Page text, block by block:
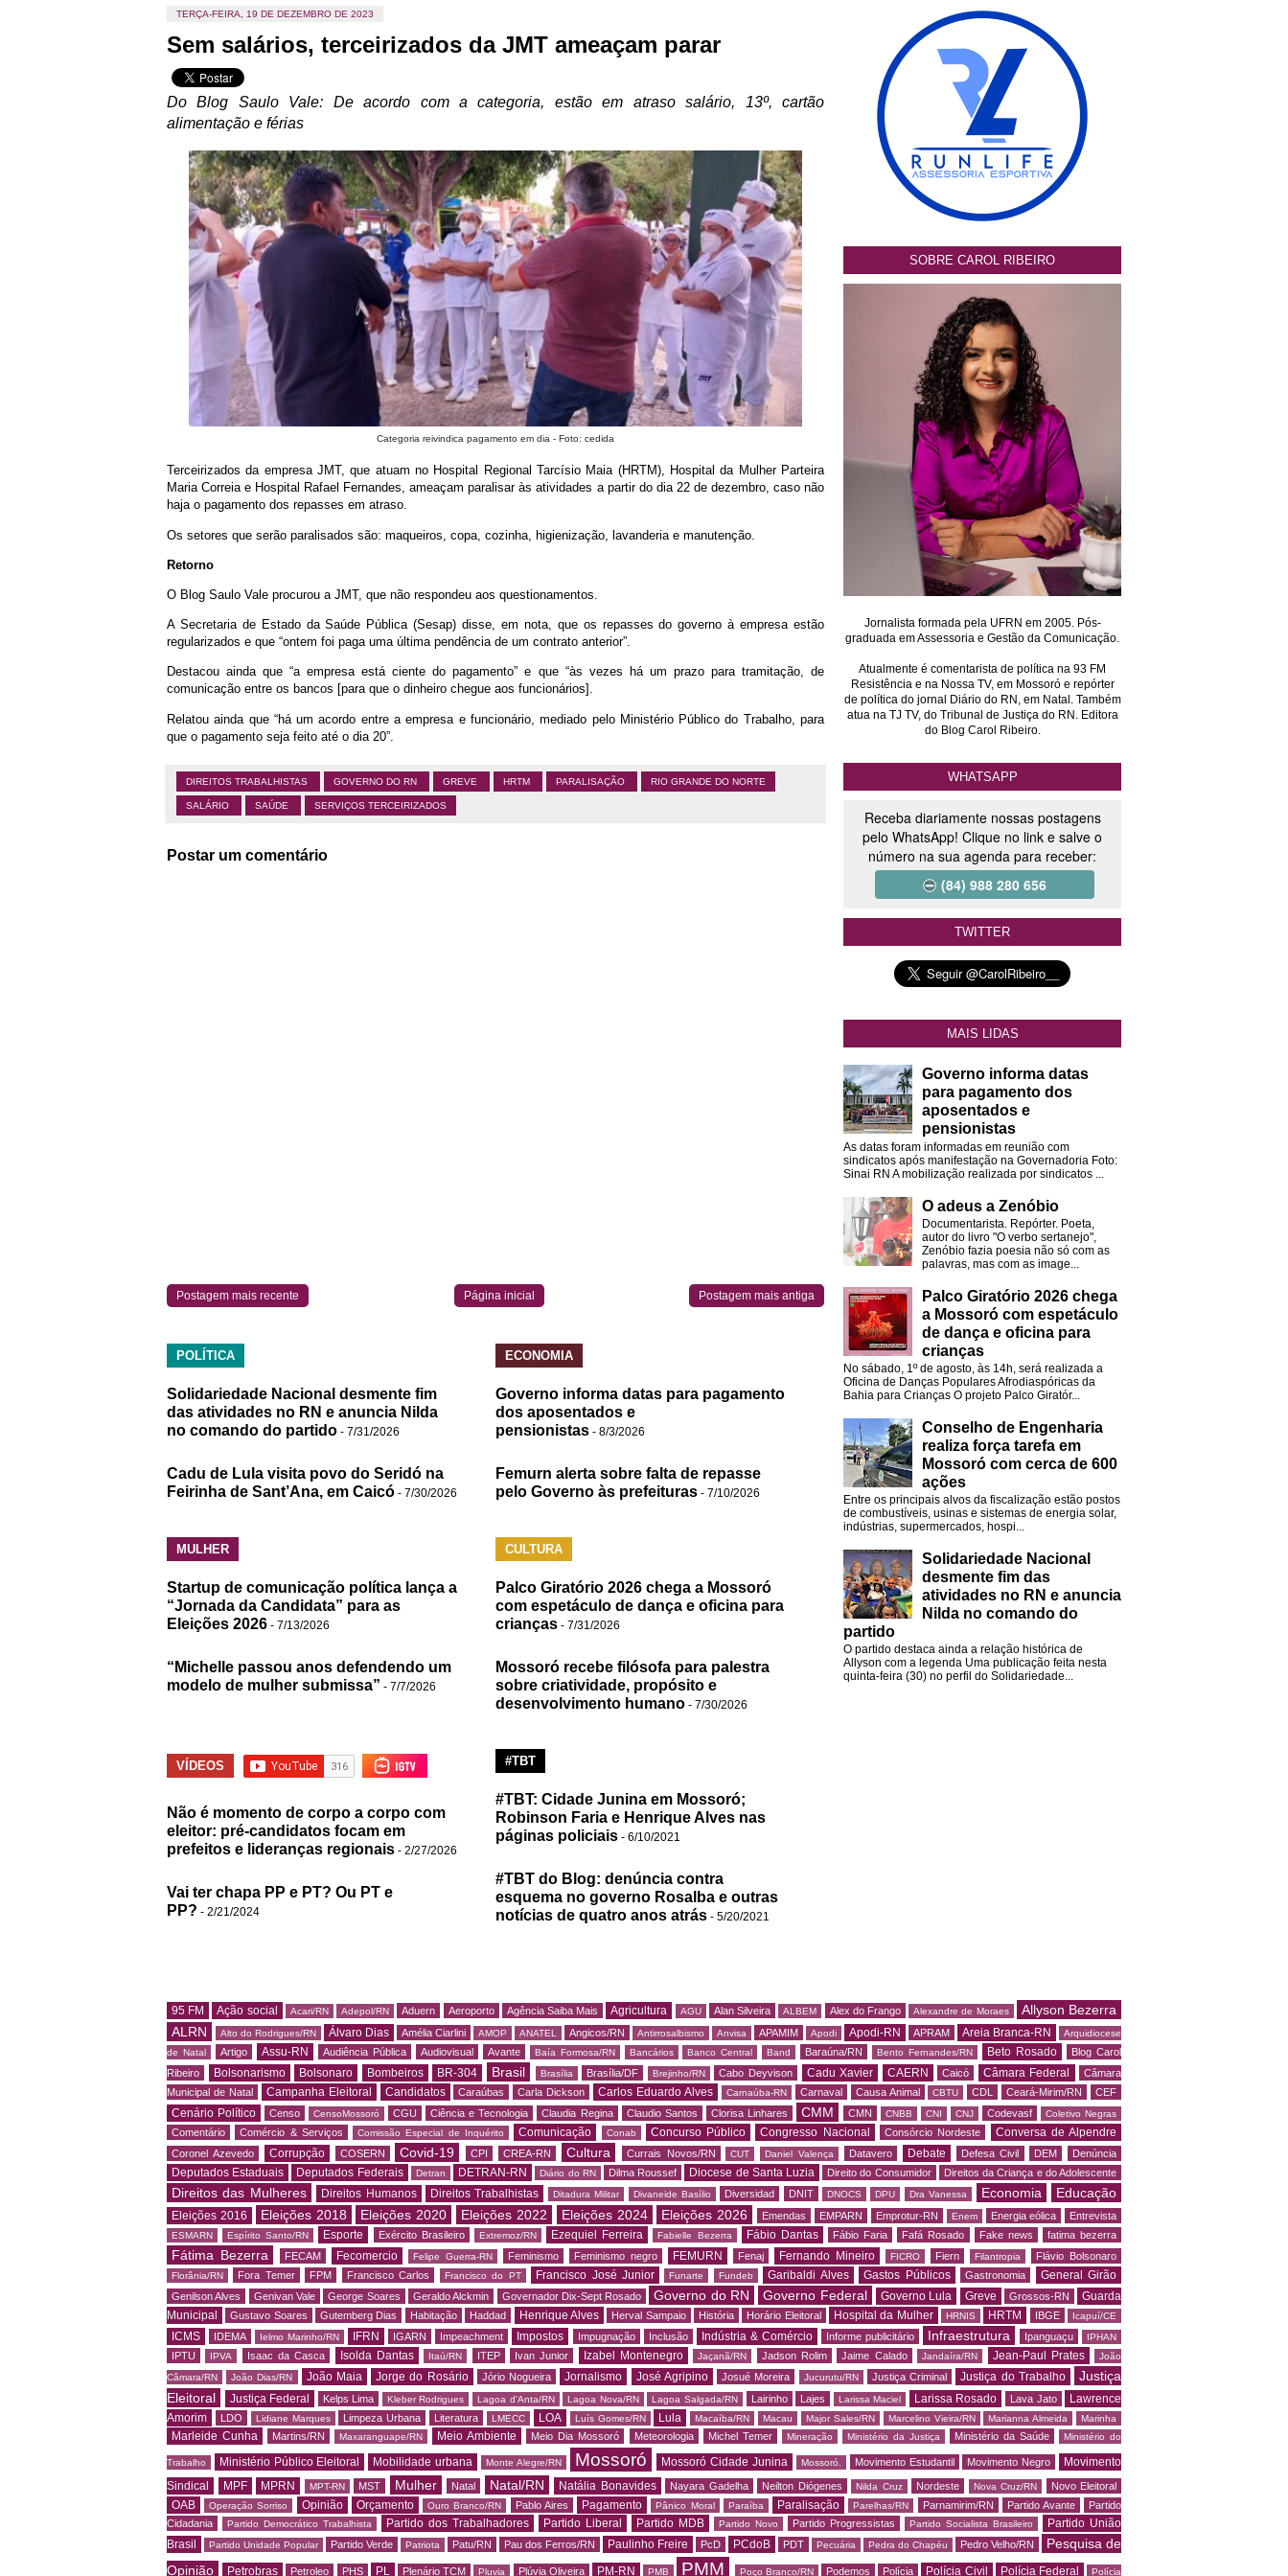
TERÇA-FEIRA, 19 DE DEZEMBRO DE 2023
Sem salários, terceirizados da JMT ameaçam parar
Do Blog Saulo Vale: De acordo com a categoria, estão em atraso salário, 13º, cartão
alimentação e férias
Categoria reivindica pagamento em dia - Foto: cedida
Terceirizados da empresa JMT, que atuam no Hospital Regional Tarcísio Maia (HRTM), Hospital da Mulher Parteira
Maria Correia e Hospital Rafael Fernandes, ameaçam paralisar às atividades a partir do dia 22 de dezembro, caso não
haja o pagamento dos repasses em atraso.
Os setores que serão paralisados são: maqueiros, copa, cozinha, higienização, lavanderia e manutenção.
Retorno
O Blog Saulo Vale procurou a JMT, que não respondeu aos questionamentos.
A Secretaria de Estado da Saúde Pública (Sesap) disse, em nota, que os repasses do governo à empresa estão
regularizados e que “ontem foi paga uma última pendência de um contrato anterior”.
Destacou ainda que “a empresa está ciente do pagamento” e que “às vezes há um prazo para tramitação, de
comunicação entre os bancos [para que o dinheiro chegue aos funcionários].
Relatou ainda que “há um acordo entre a empresa e funcionário, mediado pelo Ministério Público do Trabalho, para
que o pagamento seja feito até o dia 20”.
DIREITOS TRABALHISTAS GOVERNO DO RN GREVE HRTM PARALISAÇÃO RIO GRANDE DO NORTE
SALÁRIO SAÚDE SERVIÇOS TERCEIRIZADOS
Postar um comentário
Postagem mais recente Postagem mais antiga
Página inicial
POLÍTICA
Solidariedade Nacional desmente fim
das atividades no RN e anuncia Nilda
no comando do partido - 7/31/2026
Cadu de Lula visita povo do Seridó na
Feirinha de Sant’Ana, em Caicó - 7/30/2026
ECONOMIA
Governo informa datas para pagamento
dos aposentados e
pensionistas - 8/3/2026
Femurn alerta sobre falta de repasse
pelo Governo às prefeituras - 7/10/2026
MULHER
Startup de comunicação política lança a
“Jornada da Candidata” para as
Eleições 2026 - 7/13/2026
“Michelle passou anos defendendo um
modelo de mulher submissa” - 7/7/2026
CULTURA
Palco Giratório 2026 chega a Mossoró
com espetáculo de dança e oficina para
crianças - 7/31/2026
Mossoró recebe filósofa para palestra
sobre criatividade, propósito e
desenvolvimento humano - 7/30/2026
VÍDEOS
Não é momento de corpo a corpo com
eleitor: pré-candidatos focam em
prefeitos e lideranças regionais - 2/27/2026
Vai ter chapa PP e PT? Ou PT e
PP? - 2/21/2024
#TBT
#TBT: Cidade Junina em Mossoró;
Robinson Faria e Henrique Alves nas
páginas policiais - 6/10/2021
#TBT do Blog: denúncia contra
esquema no governo Rosalba e outras
notícias de quatro anos atrás - 5/20/2021
SOBRE CAROL RIBEIRO
Jornalista formada pela UFRN em 2005. Pós-
graduada em Assessoria e Gestão da Comunicação.
Atualmente é comentarista de política na 93 FM
Resistência e na Nossa TV, em Mossoró e repórter
de política do jornal Diário do RN, em Natal. Também
atua na TJ TV, do Tribunal de Justiça do RN. Editora
do Blog Carol Ribeiro.
WHATSAPP
Receba diariamente nossas postagens
pelo WhatsApp! Clique no link e salve o
número na sua agenda para receber:
(84) 988 280 656
TWITTER
MAIS LIDAS
Governo informa datas
para pagamento dos
aposentados e
pensionistas
As datas foram informadas em reunião com
sindicatos após manifestação na Governadoria Foto:
Sinai RN A mobilização realizada por sindicatos ...
O adeus a Zenóbio
Documentarista. Repórter. Poeta,
autor do livro "O verbo sertanejo",
Zenóbio fazia poesia não só com as
palavras, mas com as image...
Palco Giratório 2026 chega
a Mossoró com espetáculo
de dança e oficina para
crianças
No sábado, 1º de agosto, às 14h, será realizada a
Oficina de Danças Populares Afrodiaspóricas da
Bahia para Crianças O projeto Palco Giratór...
Conselho de Engenharia
realiza força tarefa em
Mossoró com cerca de 600
ações
Entre os principais alvos da fiscalização estão postos
de combustíveis, usinas e sistemas de energia solar,
indústrias, supermercados, hospi...
Solidariedade Nacional
desmente fim das
atividades no RN e anuncia
Nilda no comando do
partido
O partido destaca ainda a relação histórica de
Allyson com a legenda Uma publicação feita nesta
quinta-feira (30) no perfil do Solidariedade...
95 FM Ação social Acari/RN Adepol/RN Aduern Aeroporto Agência Saiba Mais Agricultura AGU Alan Silveira ALBEM Alex do Frango Alexandre de Moraes
Allyson Bezerra
ALRN
Alto do Rodrigues/RN Álvaro Dias Amélia Ciarlini AMOP ANATEL Angicos/RN Antirrosalbismo Anvisa APAMIM Apodi Apodi-RN APRAM Areia Branca-RN
Arquidiocese
de Natal
Artigo Assu-RN Audiência Pública Audiovisual Avante Baía Formosa/RN Bancários Banco Central Band Baraúna/RN Bento Fernandes/RN Beto Rosado
Blog Carol
Ribeiro
Bolsonarismo Bolsonaro Bombeiros BR-304 Brasil Brasília Brasília/DF Brejinho/RN Cabo Deyvison Cadu Xavier CAERN Caicó Câmara Federal
Câmara
Municipal de Natal
Campanha Eleitoral Candidatos Caraúbas Carla Dickson Carlos Eduardo Alves Carnaúba-RN Carnaval Causa Animal CBTU CDL Ceará-Mirim/RN CEF
Cenário Político Censo CensoMossoró CGU Ciência e Tecnologia Claudia Regina Claudio Santos Clorisa Linhares CMM CMN CNBB CNI CNJ Codevasf Coletivo Negras
Comentário Comércio & Serviços Comissão Especial de Inquérito Comunicação Conab Concurso Público Congresso Nacional Consórcio Nordeste Conversa de Alpendre
Coronel Azevedo Corrupção COSERN Covid-19 CPI CREA-RN Cultura Currais Novos/RN CUT Daniel Valença Datavero Debate Defesa Civil DEM Denúncia
Deputados Estaduais Deputados Federais Detran DETRAN-RN Diário do RN Dilma Roussef Diocese de Santa Luzia Direito do Consumidor Direitos da Criança e do Adolescente
Direitos das Mulheres Direitos Humanos Direitos Trabalhistas Ditadura Militar Divaneide Basílio Diversidad DNIT DNOCS DPU Dra Vanessa Economia Educação
Eleições 2016 Eleições 2018 Eleições 2020 Eleições 2022 Eleições 2024 Eleições 2026 Emendas EMPARN Emprotur-RN Enem Energia eólica Entrevista
ESMARN Espírito Santo/RN Esporte Exército Brasileiro Extremoz/RN Ezequiel Ferreira Fabielle Bezerra Fábio Dantas Fábio Faria Fafá Rosado Fake news fatima bezerra
Fátima Bezerra FECAM Fecomercio Felipe Guerra-RN Feminismo Feminismo negro FEMURN Fenaj Fernando Mineiro FICRO Fiern Filantropia Flávio Bolsonaro
Florânia/RN Fora Temer FPM Francisco Carlos Francisco do PT Francisco José Junior Funarte Fundeb Garibaldi Alves Gastos Públicos Gastronomia General Girão
Genilson Alves Genivan Vale George Soares Geraldo Alckmin Governador Dix-Sept Rosado Governo do RN Governo Federal Governo Lula Greve Grossos-RN
Guarda
Municipal
Gustavo Soares Gutemberg Dias Habitação Haddad Henrique Alves Herval Sampaio História Horário Eleitoral Hospital da Mulher HRNIS HRTM IBGE Icapuí/CE
ICMS IDEMA Ielmo Marinho/RN IFRN IGARN Impeachment Impostos Impugnação Inclusão Indústria & Comércio Informe publicitário Infraestrutura Ipanguaçu IPHAN
IPTU IPVA Isaac da Casca Isolda Dantas Itaú/RN ITEP Ivan Junior Izabel Montenegro Jaçanã/RN Jadson Rolim Jaime Calado Jandaíra/RN Jean-Paul Prates
João
Câmara/RN
João Dias/RN João Maia Jorge do Rosário Jório Nogueira Jornalismo José Agripino Josué Moreira Jucurutu/RN Justiça Criminal Justiça do Trabalho
Justiça
Eleitoral
Justiça Federal Kelps Lima Kleber Rodrigues Lagoa d'Anta/RN Lagoa Nova/RN Lagoa Salgada/RN Lairinho Lajes Larissa Maciel Larissa Rosado Lava Jato
Lawrence
Amorim
LDO Lidiane Marques Limpeza Urbana Literatura LMECC LOA Luís Gomes/RN Lula Macaíba/RN Macau Major Sales/RN Marcelino Vieira/RN Marianna Almeida Marinha
Marleide Cunha Martins/RN Maxaranguape/RN Meio Ambiente Meio Dia Mossoró Meteorologia Michel Temer Mineração Ministério da Justiça Ministério da Saúde Ministério do
Trabalho Ministério Público Eleitoral Mobilidade urbana Monte Alegre/RN Mossoró Mossoró Cidade Junina Mossoró. Movimento Estudantil Movimento Negro
Movimento
Sindical
MPF MPRN MPT-RN MST Mulher Natal Natal/RN Natália Bonavides Nayara Gadelha Neilton Diógenes Nilda Cruz Nordeste Nova Cruz/RN Novo Eleitoral
OAB Operação Sorriso Opinião Orçamento Ouro Branco/RN Pablo Aires Pagamento Pânico Moral Paraíba Paralisação Parelhas/RN Parnamirim/RN Partido Avante
Partido
Cidadania
Partido Democrático Trabalhista Partido dos Trabalhadores Partido Liberal Partido MDB Partido Novo Partido Progressistas Partido Socialista Brasileiro
Partido União
Brasil
Partido Unidade Popular Partido Verde Patriota Patu/RN Pau dos Ferros/RN Paulinho Freire PcD PCdoB PDT Pecuária Pedra do Chapéu Pedro Velho/RN
Pesquisa de
Opinião
Petrobras Petroleo PHS PL Plenário TCM Pluvia Plúvia Oliveira PM-RN PMB PMM Poço Branco/RN Podemos Polícia Polícia Civil Polícia Federal Polícia